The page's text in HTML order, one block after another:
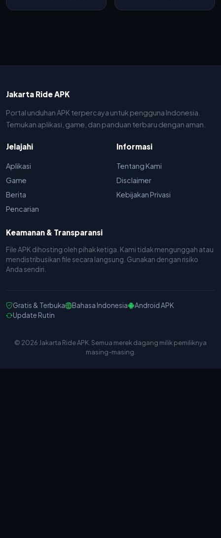
Jakarta Ride APK
Portal unduhan APK terpercaya untuk pengguna Indonesia.
Temukan aplikasi, game, dan panduan terbaru dengan aman.
Jelajahi
Aplikasi
Game
Berita
Pencarian
Informasi
Tentang Kami
Disclaimer
Kebijakan Privasi
Keamanan & Transparansi
File APK dihosting oleh pihak ketiga. Kami tidak mengunggah atau
mendistribusikan file secara langsung. Gunakan dengan risiko
Anda sendiri.
Gratis & Terbuka Bahasa Indonesia
Android APK
Update Rutin
© 2026 Jakarta Ride APK. Semua merek dagang milik pemiliknya
masing-masing.